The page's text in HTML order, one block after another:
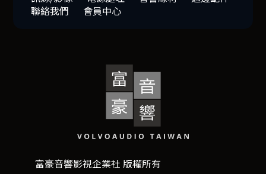
聯絡我們
會員中心
富豪音響影視企業社 版權所有